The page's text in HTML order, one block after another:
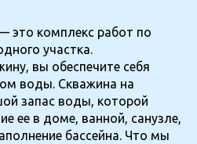
это комплекс работ по
участка.
вы обеспечите себя
воды. Скважина на
запас воды, которой
ее в доме, ванной, санузле,
бассейна. Что мы